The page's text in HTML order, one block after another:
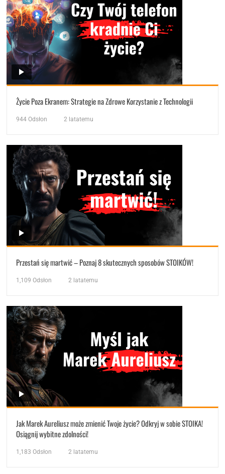
Życie Poza Ekranem: Strategie na Zdrowe Korzystanie z Technologii
944 Odsłon 2 latatemu
Przestań się martwić – Poznaj 8 skutecznych sposobów STOIKÓW!
1,109 Odsłon 2 latatemu
Jak Marek Aureliusz może zmienić Twoje życie? Odkryj w sobie STOIKA!
Osiągnij wybitne zdolności!
1,183 Odsłon 2 latatemu